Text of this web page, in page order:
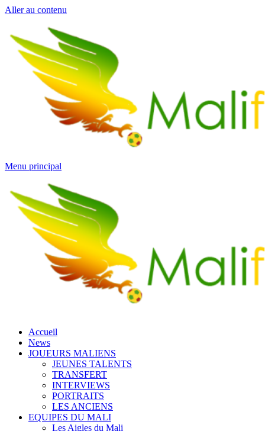
Aller au contenu
Menu principal
Accueil
News
JOUEURS MALIENS
JEUNES TALENTS
TRANSFERT
INTERVIEWS
PORTRAITS
LES ANCIENS
EQUIPES DU MALI
Les Aigles du Mali